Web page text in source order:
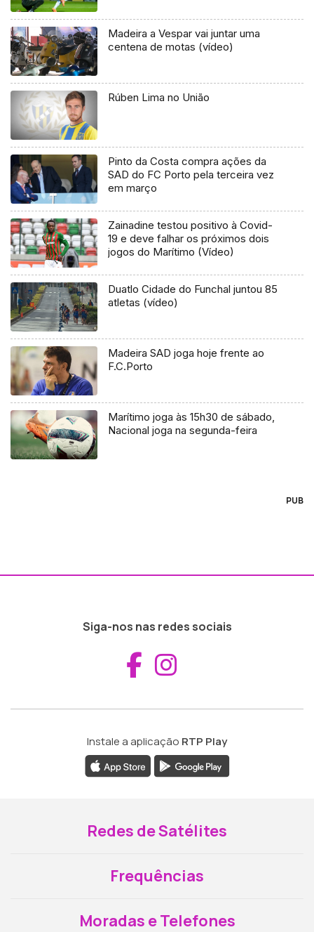
Madeira a Vespar vai juntar uma
centena de motas (vídeo)
Rúben Lima no União
Pinto da Costa compra ações da
SAD do FC Porto pela terceira vez
em março
Zainadine testou positivo à Covid-
19 e deve falhar os próximos dois
jogos do Marítimo (Vídeo)
Duatlo Cidade do Funchal juntou 85
atletas (vídeo)
Madeira SAD joga hoje frente ao
F.C.Porto
Marítimo joga às 15h30 de sábado,
Nacional joga na segunda-feira
PUB
Siga-nos nas redes sociais
Aceder ao
Instale a aplicação RTP Play
Redes de Satélites
Frequências
Moradas e Telefones